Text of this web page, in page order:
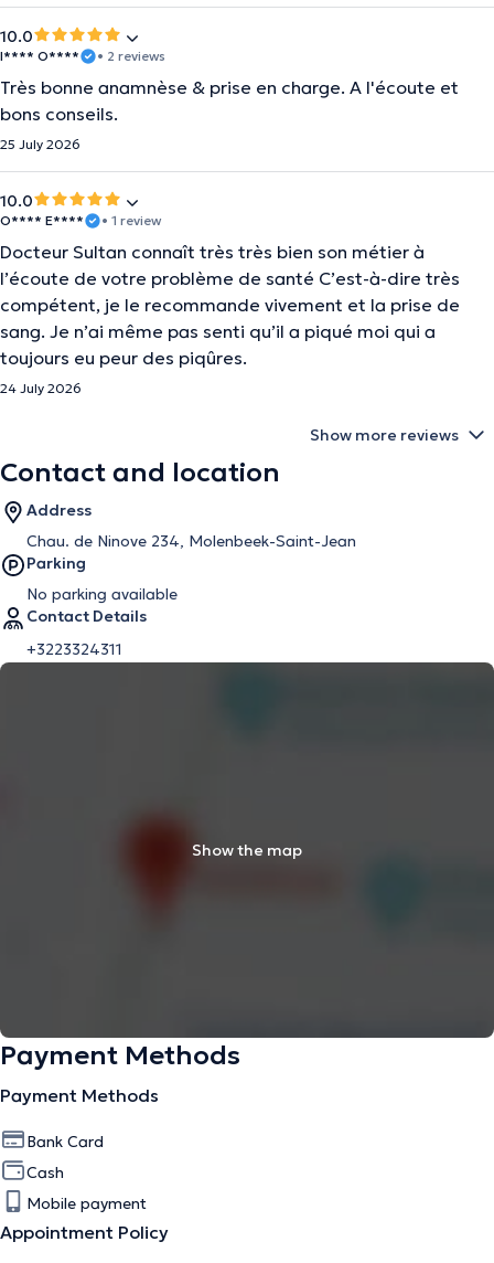
10.0
I**** O**** • 2 reviews
Très bonne anamnèse & prise en charge. A l'écoute et
bons conseils.
25 July 2026
10.0
O**** E**** • 1 review
Docteur Sultan connaît très très bien son métier à
l’écoute de votre problème de santé C’est-à-dire très
compétent, je le recommande vivement et la prise de
sang. Je n’ai même pas senti qu’il a piqué moi qui a
toujours eu peur des piqûres.
24 July 2026
Show more reviews
Contact and location
Address
Chau. de Ninove 234, Molenbeek-Saint-Jean
Parking
No parking available
Contact Details
+3223324311
Show the map
Payment Methods
Payment Methods
Bank Card
Cash
Mobile payment
Appointment Policy